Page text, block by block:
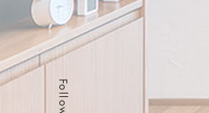
Follow